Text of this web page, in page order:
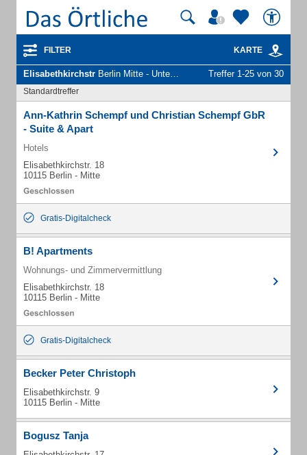
FILTER KARTE
Elisabethkirchstr Berlin Mitte - Unternehmen und Personen Treffer 1-25 von 30
Standardtreffer
Ann-Kathrin Schempf und Christian Schempf GbR
- Suite & Apart
Hotels
Elisabethkirchstr. 18
10115 Berlin - Mitte
Gratis-Digitalcheck
B! Apartments
Wohnungs- und Zimmervermittlung
Elisabethkirchstr. 18
10115 Berlin - Mitte
Gratis-Digitalcheck
Becker Peter Christoph
Elisabethkirchstr. 9
10115 Berlin - Mitte
Bogusz Tanja